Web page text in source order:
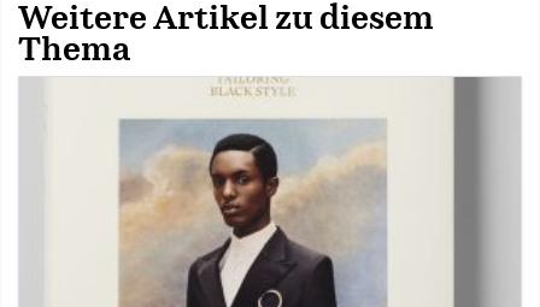
Weitere Artikel zu diesem
Thema